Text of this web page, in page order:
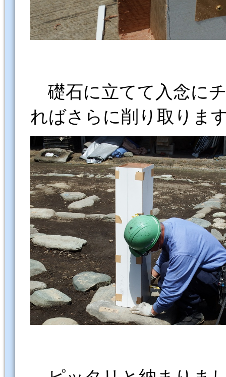
礎石に立てて入念に
ればさらに削り取りま